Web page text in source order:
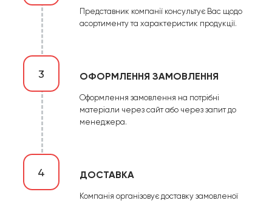
Представник компанії консультує Вас щодо
асортименту та характеристик продукції.
3 ОФОРМЛЕННЯ ЗАМОВЛЕННЯ
Оформлення замовлення на потрібні
матеріали через сайт або через запит до
менеджера.
4 ДОСТАВКА
Компанія організовує доставку замовленої